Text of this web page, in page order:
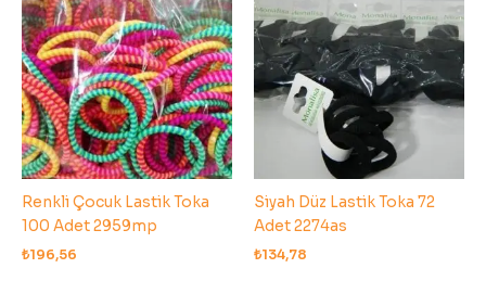
Renkli Çocuk Lastik Toka
100 Adet 2959mp
₺196,56
Siyah Düz Lastik Toka 72
Adet 2274as
₺134,78